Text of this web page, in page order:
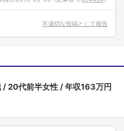
不適切な投稿として報告
20代前半女性
年収163万円